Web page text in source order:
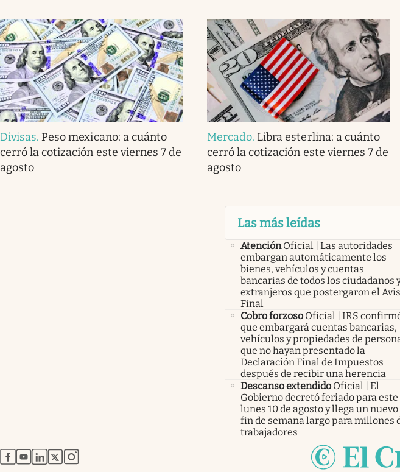
Divisas. Peso mexicano: a cuánto
cerró la cotización este viernes 7 de
agosto
Mercado. Libra esterlina: a cuánto
cerró la cotización este viernes 7 de
agosto
Las más leídas
Atención Oficial | Las autoridades
embargan automáticamente los
bienes, vehículos y cuentas
bancarias de todos los ciudadanos
extranjeros que postergaron el
Final
Cobro forzoso Oficial | IRS
que embargará cuentas bancarias,
vehículos y propiedades de
que no hayan presentado la
Declaración Final de Impuestos
después de recibir una herencia
Descanso extendido Oficial | El
Gobierno decretó feriado para este
lunes 10 de agosto y llega un nuevo
fin de semana largo para millones
trabajadores
abre en nueva pestaña
abre en nueva pestaña
abre en nueva pestaña
abre en nueva pestaña
abre en nueva pestaña